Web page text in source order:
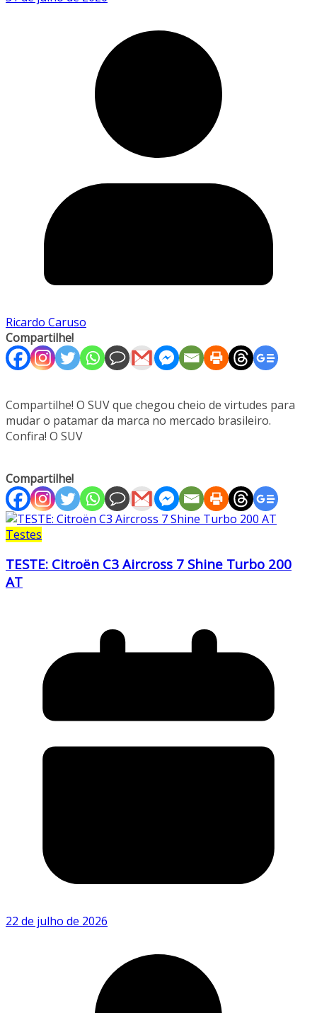
Ricardo Caruso
Compartilhe!
Compartilhe! O SUV que chegou cheio de virtudes para
mudar o patamar da marca no mercado brasileiro.
Confira! O SUV
Compartilhe!
Testes
TESTE: Citroën C3 Aircross 7 Shine Turbo 200
AT
22 de julho de 2026